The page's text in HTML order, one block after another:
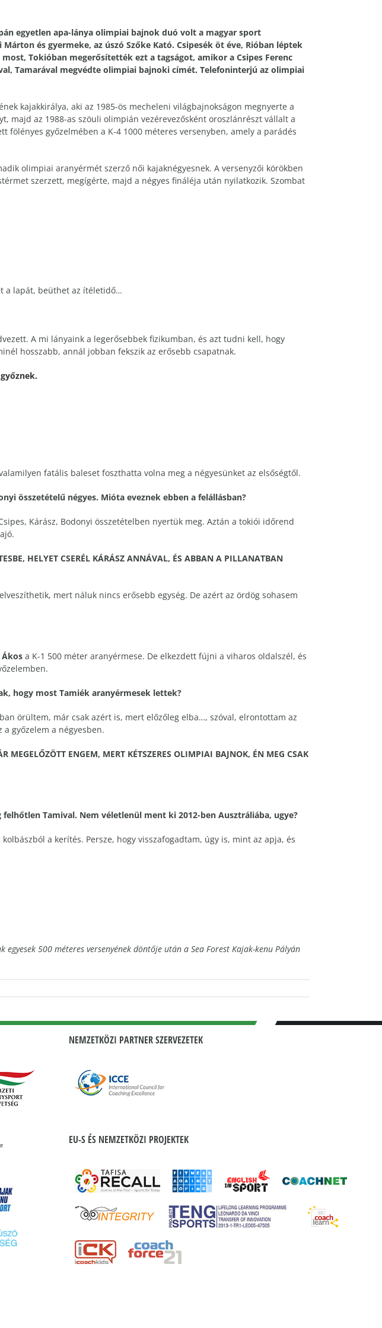
egyetlen apa-lánya olimpiai bajnok duó volt a magyar sport
és gyermeke, az úszó Szőke Kató. Csipesék öt éve, Rióban léptek
Tokióban megerősítették ezt a tagságot, amikor a Csipes Ferenc
Tamarával megvédte olimpiai bajnoki címét. Telefoninterjú az olimpiai
kajakkirálya, aki az 1985-ös mecheleni világbajnokságon megnyerte a
majd az 1988-as szöuli olimpián vezérevezősként oroszlánrészt vállalt a
fölényes győzelmében a K-4 1000 méteres versenyben, amely a parádés
olimpiai aranyérmét szerző női kajaknégyesnek. A versenyzői körökben
szerzett, megígérte, majd a négyes fináléja után nyilatkozik. Szombat
a lapát, beüthet az ítéletidő…
A mi lányaink a legerősebbek fizikumban, és azt tudni kell, hogy
hosszabb, annál jobban fekszik az erősebb csapatnak.
fatális baleset foszthatta volna meg a négyesünket az elsőségtől.
összetételű négyes. Mióta eveznek ebben a felállásban?
Kárász, Bodonyi összetételben nyertük meg. Aztán a tokiói időrend
HELYET CSERÉL KÁRÁSZ ANNÁVAL, ÉS ABBAN A PILLANATBAN
mert náluk nincs erősebb egység. De azért az ördög sohasem
Ákos a K-1 500 méter aranyérmese. De elkezdett fújni a viharos oldalszél, és
hogy most Tamiék aranyérmesek lettek?
örültem, már csak azért is, mert előzőleg elba…, szóval, elrontottam az
győzelem a négyesben.
MEGELŐZÖTT ENGEM, MERT KÉTSZERES OLIMPIAI BAJNOK, ÉN MEG CSAK
Tamival. Nem véletlenül ment ki 2012-ben Ausztráliába, ugye?
a kerítés. Persze, hogy visszafogadtam, úgy is, mint az apja, és
500 méteres versenyének döntője után a Sea Forest Kajak-kenu Pályán
NEMZETKÖZI PARTNER SZERVEZETEK
EU-S ÉS NEMZETKÖZI PROJEKTEK